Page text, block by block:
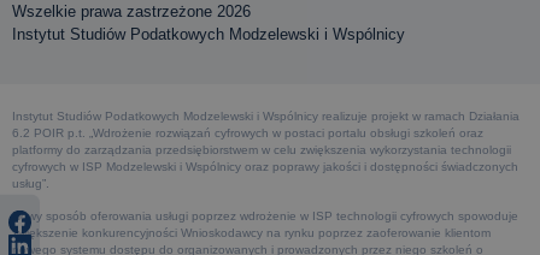
Wszelkie prawa zastrzeżone 2026
Instytut Studiów Podatkowych Modzelewski i Wspólnicy
Instytut Studiów Podatkowych Modzelewski i Wspólnicy realizuje projekt w ramach Działania
6.2 POIR p.t. „Wdrożenie rozwiązań cyfrowych w postaci portalu obsługi szkoleń oraz
platformy do zarządzania przedsiębiorstwem w celu zwiększenia wykorzystania technologii
cyfrowych w ISP Modzelewski i Wspólnicy oraz poprawy jakości i dostępności świadczonych
usług”.
Nowy sposób oferowania usługi poprzez wdrożenie w ISP technologii cyfrowych spowoduje
zwiększenie konkurencyjności Wnioskodawcy na rynku poprzez zaoferowanie klientom
nowego systemu dostępu do organizowanych i prowadzonych przez niego szkoleń o